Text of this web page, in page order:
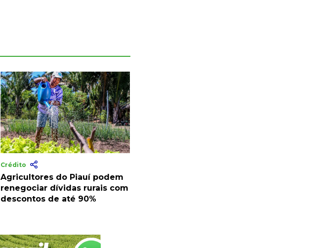
Crédito
Agricultores do Piauí podem
renegociar dívidas rurais com
descontos de até 90%